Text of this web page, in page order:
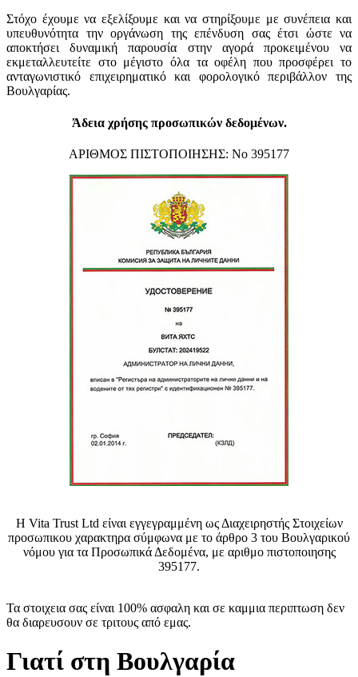
Στόχο έχουμε να εξελίξουμε και να στηρίξουμε με συνέπεια και
υπευθυνότητα την οργάνωση της επένδυση σας έτσι ώστε να
αποκτήσει δυναμική παρουσία στην αγορά προκειμένου να
εκμεταλλευτείτε στο μέγιστο όλα τα οφέλη που προσφέρει το
ανταγωνιστικό επιχειρηματικό και φορολογικό περιβάλλον της
Βουλγαρίας.
Άδεια χρήσης προσωπικών δεδομένων.
ΑΡΙΘΜΟΣ ΠΙΣΤΟΠΟΙΗΣΗΣ: Νο 395177
H Vita Trust Ltd είναι εγγεγραμμένη ως Διαχειρηστής Στοιχείων
προσωπικου χαρακτηρα σύμφωνα με το άρθρο 3 του Βουλγαρικού
νόμου για τα Προσωπικά Δεδομένα, με αριθμο πιστοποιησης
395177.
Τα στοιχεια σας είναι 100% ασφαλη και σε καμμια περιπτωση δεν
θα διαρευσουν σε τριτους από εμας.
Γιατί στη Βουλγαρία